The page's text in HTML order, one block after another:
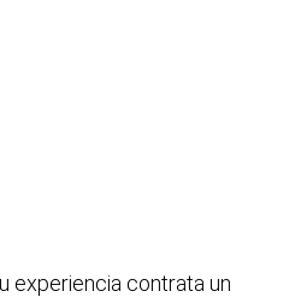
experiencia contrata un